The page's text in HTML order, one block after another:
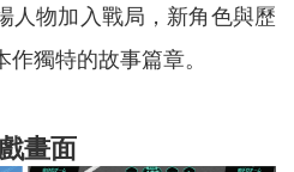
人物加入戰局，新角色與歷
獨特的故事篇章。
畫面